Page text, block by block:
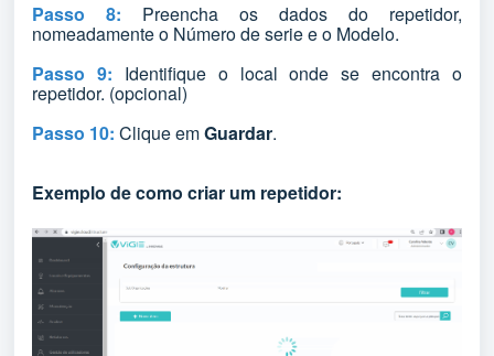
Passo 8: Preencha os dados do repetidor,
nomeadamente o Número de serie e o Modelo.
Passo 9: Identifique o local onde se encontra o
repetidor. (opcional)
Passo 10: Clique emGuardar.
Exemplo de como criar um repetidor: